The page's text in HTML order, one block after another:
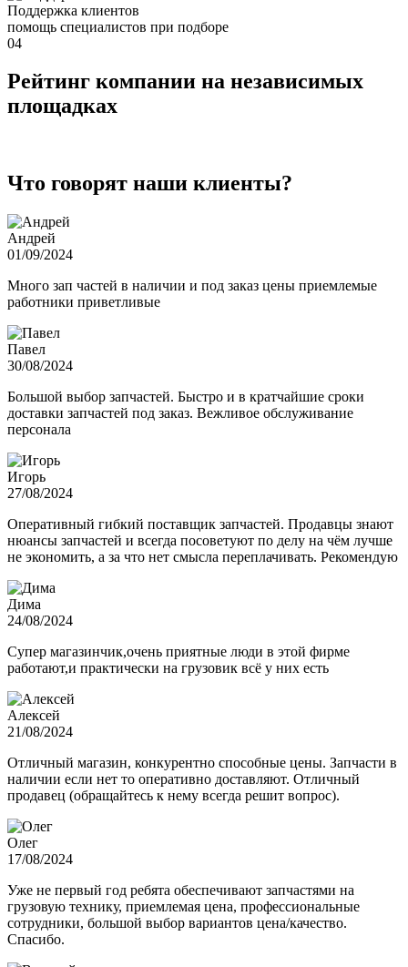
Поддержка клиентов
помощь специалистов при подборе
04
Рейтинг компании на независимых
площадках
Что говорят наши клиенты?
Андрей
01/09/2024
Много зап частей в наличии и под заказ цены приемлемые
работники приветливые
Павел
30/08/2024
Большой выбор запчастей. Быстро и в кратчайшие сроки
доставки запчастей под заказ. Вежливое обслуживание
персонала
Игорь
27/08/2024
Оперативный гибкий поставщик запчастей. Продавцы знают
нюансы запчастей и всегда посоветуют по делу на чём лучше
не экономить, а за что нет смысла переплачивать. Рекомендую
Дима
24/08/2024
Супер магазинчик,очень приятные люди в этой фирме
работают,и практически на грузовик всё у них есть
Алексей
21/08/2024
Отличный магазин, конкурентно способные цены. Запчасти в
наличии если нет то оперативно доставляют. Отличный
продавец (обращайтесь к нему всегда решит вопрос).
Олег
17/08/2024
Уже не первый год ребята обеспечивают запчастями на
грузовую технику, приемлемая цена, профессиональные
сотрудники, большой выбор вариантов цена/качество.
Спасибо.